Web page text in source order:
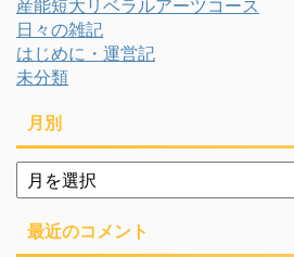
産能短大リベラルアーツコース
日々の雑記
はじめに・運営記
未分類
月別
月
別
最近のコメント